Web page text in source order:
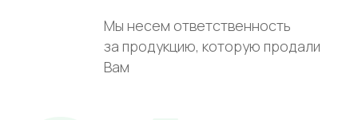
Мы несем ответственность
за продукцию, которую продали
Вам